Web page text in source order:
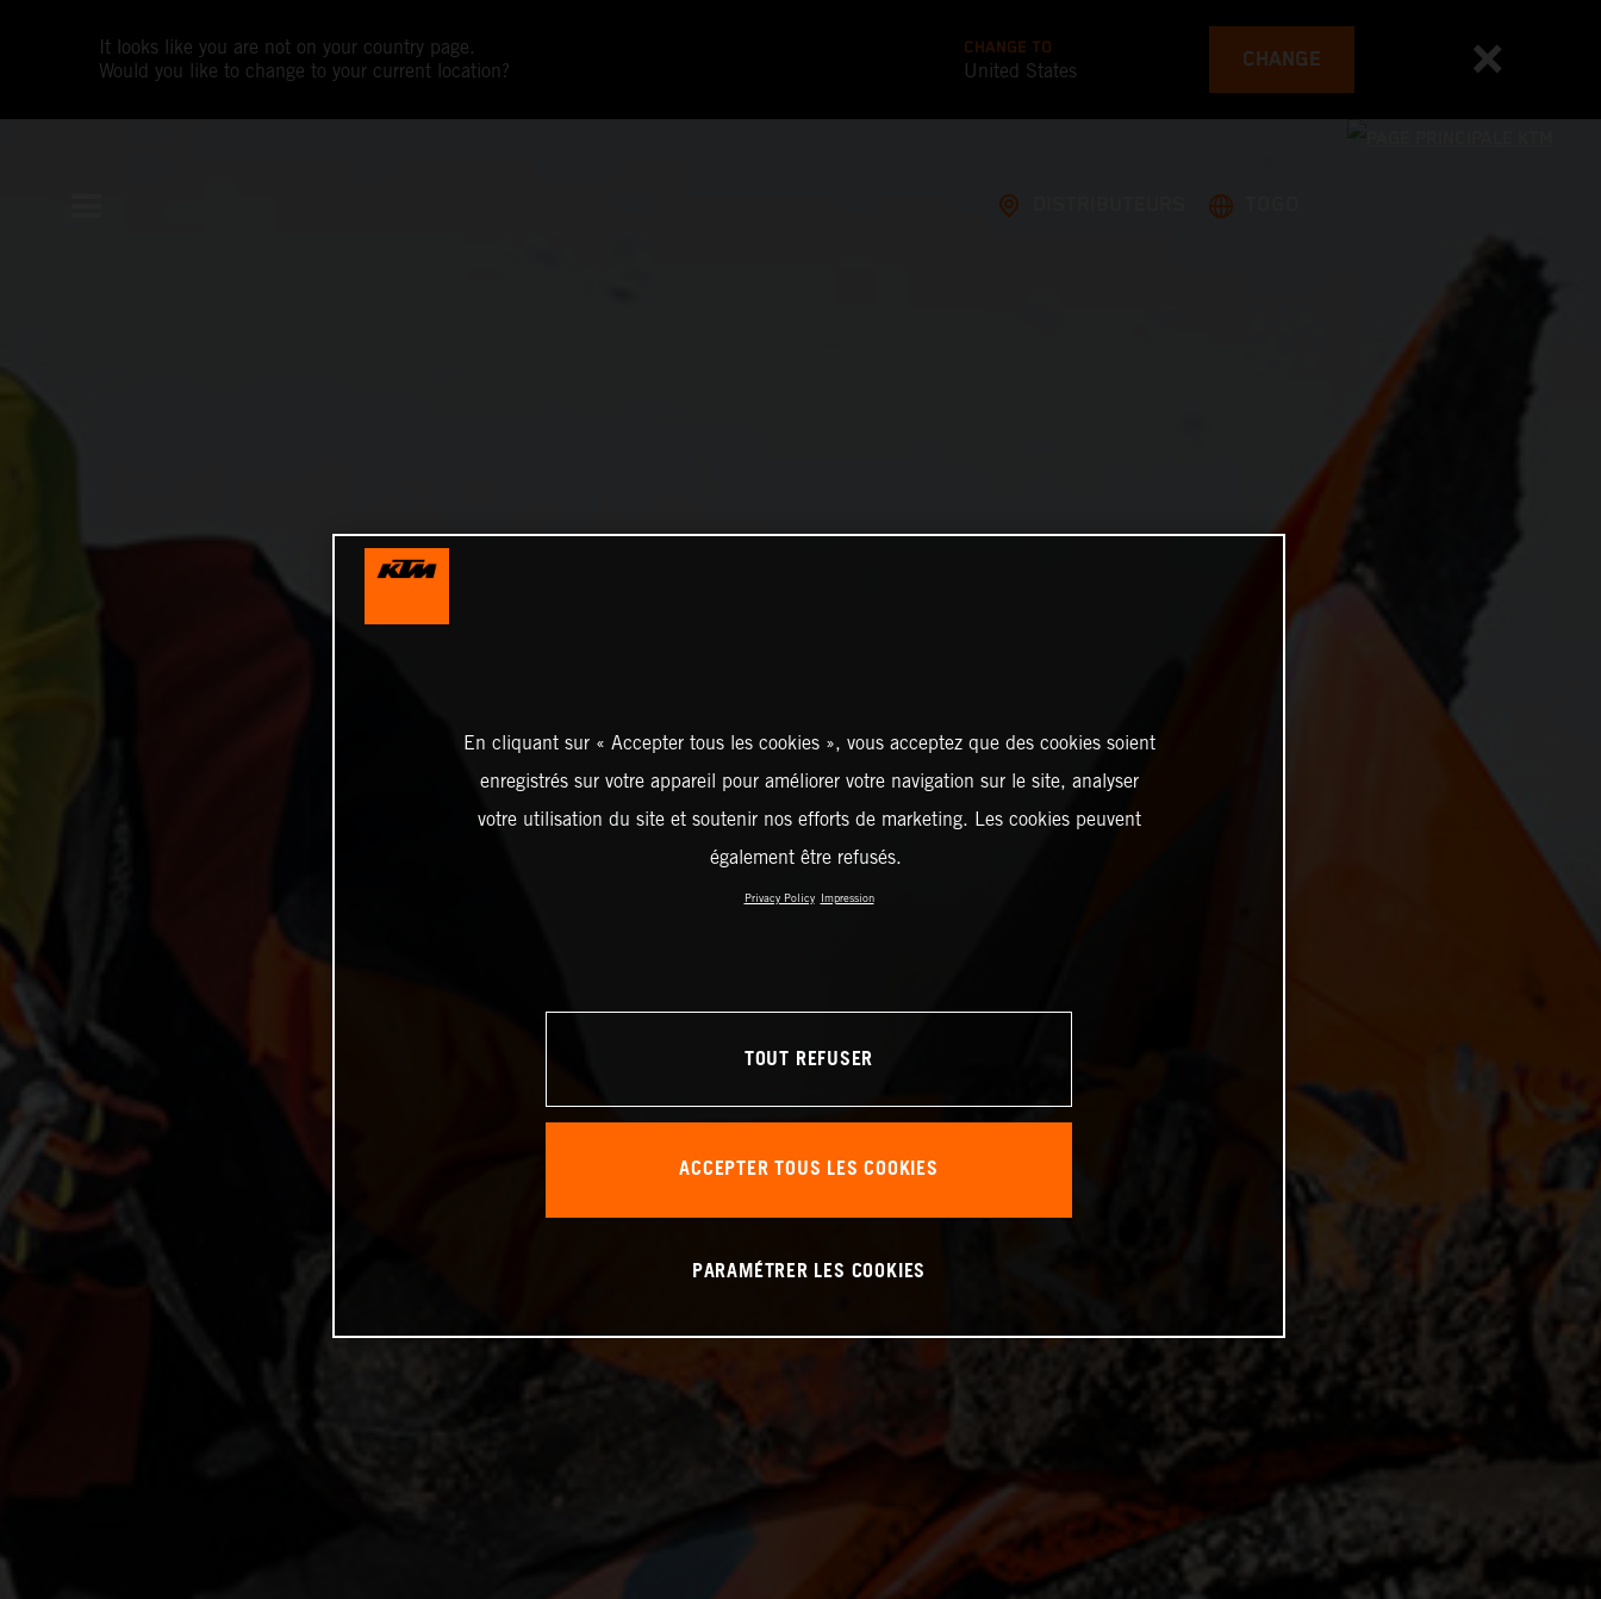
It looks like you are not on your country page.
Would you like to change to your current location?
CHANGE TO
United States CHANGE
En cliquant sur « Accepter tous les cookies », vous acceptez que des cookies soient
enregistrés sur votre appareil pour améliorer votre navigation sur le site, analyser
votre utilisation du site et soutenir nos efforts de marketing. Les cookies peuvent
également être refusés.
Privacy Policy Impression
TOUT REFUSER
ACCEPTER TOUS LES COOKIES
PARAMÉTRER LES COOKIES